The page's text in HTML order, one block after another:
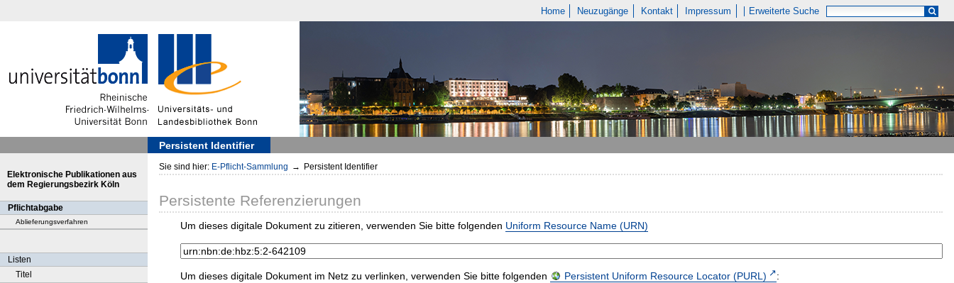
Home Neuzugänge Kontakt Impressum Erweiterte Suche
Persistent Identifier
Elektronische Publikationen aus
dem Regierungsbezirk Köln
Pflichtabgabe
Ablieferungsverfahren
Listen
Titel
Sie sind hier: E-Pflicht-Sammlung → Persistent Identifier
Persistente Referenzierungen
Um dieses digitale Dokument zu zitieren, verwenden Sie bitte folgenden Uniform Resource Name (URN)
Um dieses digitale Dokument im Netz zu verlinken, verwenden Sie bitte folgenden Persistent Uniform Resource Locator (PURL) :